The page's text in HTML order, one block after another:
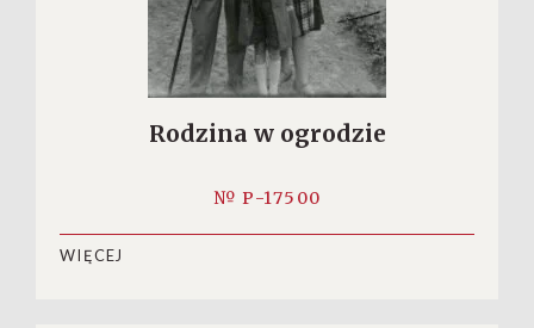
Rodzina w ogrodzie
№ P-17500
WIĘCEJ